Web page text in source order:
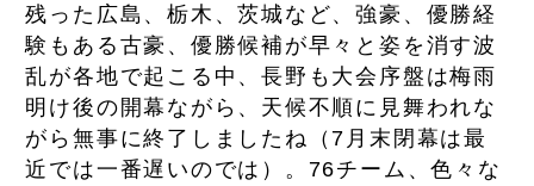
残った広島、栃木、茨城など、強豪、優勝経
験もある古豪、優勝候補が早々と姿を消す波
乱が各地で起こる中、長野も大会序盤は梅雨
明け後の開幕ながら、天候不順に見舞われな
がら無事に終了しましたね（7月末閉幕は最
近では一番遅いのでは）。76チーム、色々な